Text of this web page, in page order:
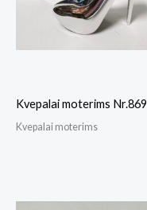
Kvepalai moterims Nr.869
Kvepalai moterims